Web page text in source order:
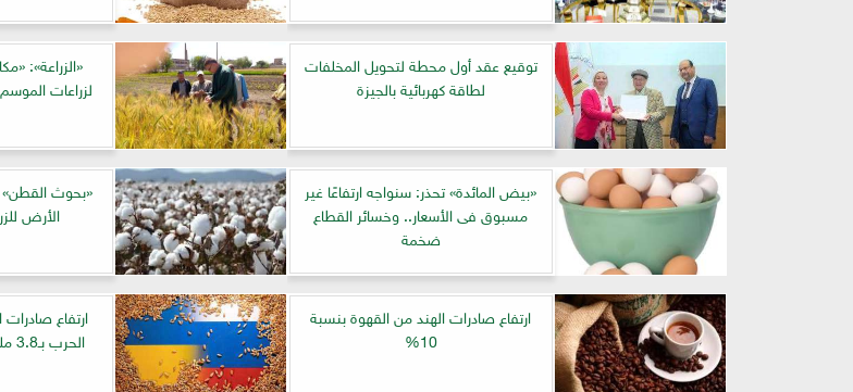
توقيع عقد أول محطة لتحويل المخلفات
لطاقة كهربائية بالجيزة
«الزراعة»:
لزراعات
«بيض المائدة» تحذر: سنواجه ارتفاعًا غير
مسبوق فى الأسعار.. وخسائر القطاع
ضخمة
الأرض
ارتفاع صادرات الهند من القهوة بنسبة
10%
ارتفاع صادرات
الحرب بـ3.8 مليون طن خلال مارس